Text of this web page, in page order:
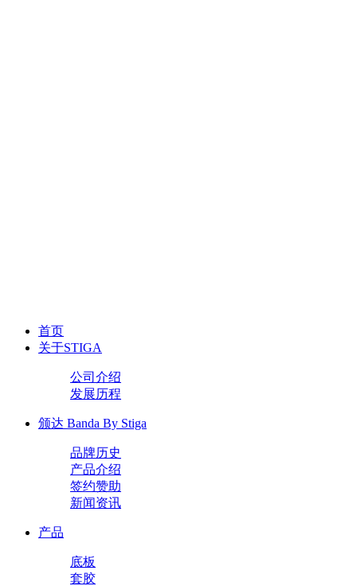
首页
关于STIGA
公司介绍
发展历程
颁达 Banda By Stiga
品牌历史
产品介绍
签约赞助
新闻资讯
产品
底板
套胶